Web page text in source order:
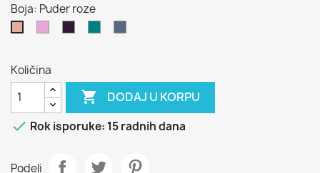
Boja: Puder roze
Količina
 DODAJ U KORPU
 Rok isporuke: 15 radnih dana
Podeli